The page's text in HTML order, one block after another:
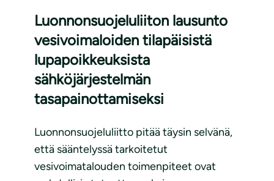
Luonnonsuojeluliiton lausunto
vesivoimaloiden tilapäisistä
lupapoikkeuksista
sähköjärjestelmän
tasapainottamiseksi
Luonnonsuojeluliitto pitää täysin selvänä,
että sääntelyssä tarkoitetut
vesivoimatalouden toimenpiteet ovat